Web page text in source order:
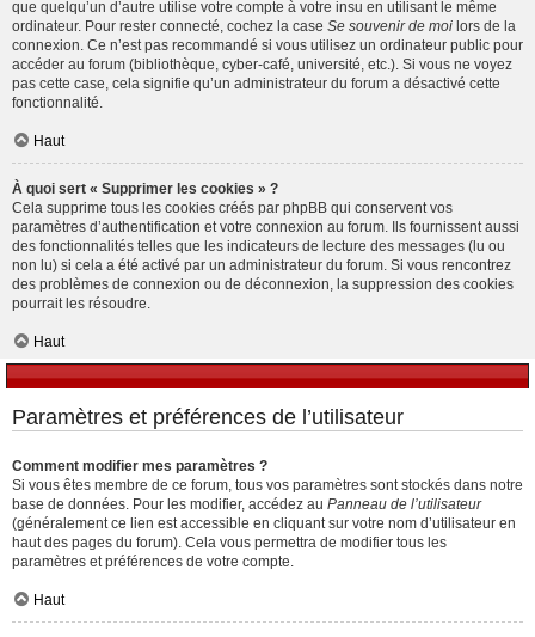
que quelqu’un d’autre utilise votre compte à votre insu en utilisant le même
ordinateur. Pour rester connecté, cochez la case Se souvenir de moi lors de la
connexion. Ce n’est pas recommandé si vous utilisez un ordinateur public pour
accéder au forum (bibliothèque, cyber-café, université, etc.). Si vous ne voyez
pas cette case, cela signifie qu’un administrateur du forum a désactivé cette
fonctionnalité.
Haut
À quoi sert « Supprimer les cookies » ?
Cela supprime tous les cookies créés par phpBB qui conservent vos
paramètres d’authentification et votre connexion au forum. Ils fournissent aussi
des fonctionnalités telles que les indicateurs de lecture des messages (lu ou
non lu) si cela a été activé par un administrateur du forum. Si vous rencontrez
des problèmes de connexion ou de déconnexion, la suppression des cookies
pourrait les résoudre.
Haut
Paramètres et préférences de l’utilisateur
Comment modifier mes paramètres ?
Si vous êtes membre de ce forum, tous vos paramètres sont stockés dans notre
base de données. Pour les modifier, accédez au Panneau de l’utilisateur
(généralement ce lien est accessible en cliquant sur votre nom d’utilisateur en
haut des pages du forum). Cela vous permettra de modifier tous les
paramètres et préférences de votre compte.
Haut